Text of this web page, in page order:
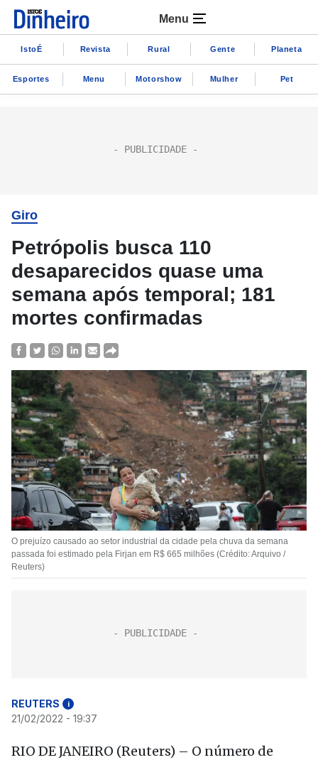
Menu
IstoÉ Revista Rural Gente Planeta
Esportes Menu Motorshow Mulher Pet
Giro
Petrópolis busca 110
desaparecidos quase uma
semana após temporal; 181
mortes confirmadas
O prejuízo causado ao setor industrial da cidade pela chuva da semana
passada foi estimado pela Firjan em R$ 665 milhões (Crédito: Arquivo /
Reuters)
REUTERS i
21/02/2022 - 19:37
RIO DE JANEIRO (Reuters) – O número de